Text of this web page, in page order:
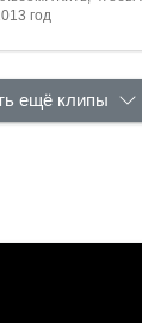
год
ещё клипы